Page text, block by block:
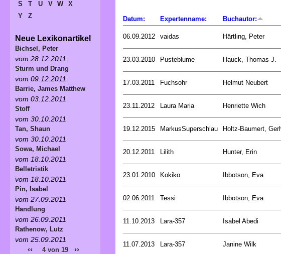
Datum: Expertenname: Buchautor:
06.09.2012 vaidas Härtling, Peter
23.03.2010 Pusteblume Hauck, Thomas J.
17.03.2011 Fuchsohr Helmut Neubert
23.11.2012 Laura Maria Henriette Wich
19.12.2015 MarkusSuperschlau Holtz-Baumert,
20.12.2011 Lilith Hunter, Erin
23.01.2010 Kokiko Ibbotson, Eva
02.06.2011 Tessi Ibbotson, Eva
11.10.2013 Lara-357 Isabel Abedi
11.07.2013 Lara-357 Janine Wilk
S
T U V W
X
Y
Z
Neue Lexikonartikel
Bichsel, Peter
vom 28.12.2011
Sturm und Drang
vom 09.12.2011
Barrie, James Matthew
vom 03.12.2011
Stoff
vom 30.10.2011
Tan, Shaun
vom 30.10.2011
Sowa, Michael
vom 18.10.2011
Belletristik
vom 18.10.2011
Pin, Isabel
vom 27.09.2011
Handlung
vom 26.09.2011
Rathenow, Lutz
vom 25.09.2011
‹‹ 4 von 19 ››